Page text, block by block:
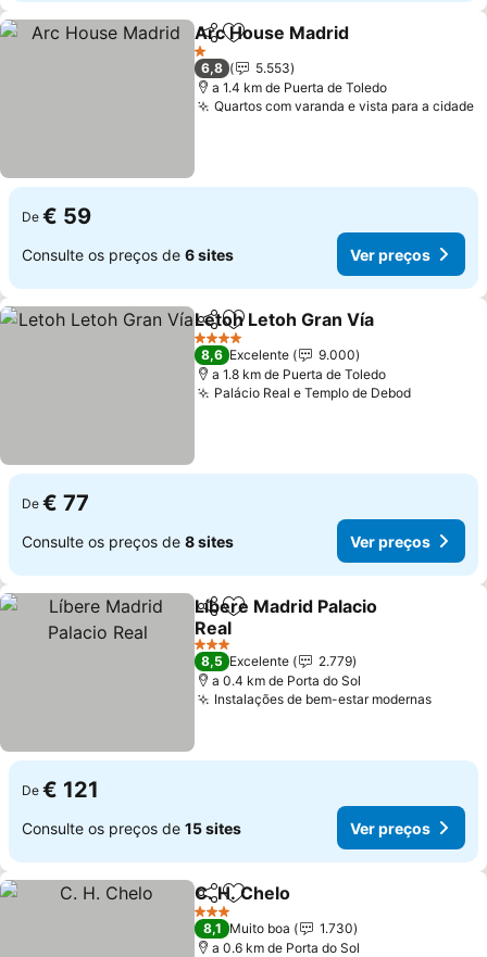
PartilharAdicionar aos favoritos
Arc House Madrid
1 Estrelas
6,8
5.553
a 1.4 km de Puerta de Toledo
Quartos com varanda e vista para a cidade
De € 59
Consulte os preços de 6 sites Ver preços
PartilharAdicionar aos favoritos
Letoh Letoh Gran Vía
4 Estrelas
8,6 Excelente
9.000
a 1.8 km de Puerta de Toledo
Palácio Real e Templo de DebodVer
De € 77
Consulte os preços de 8 sites Ver preços
PartilharAdicionar aos favoritos
Líbere Madrid Palacio
Real
Ver preços
3 Estrelas
8,5 Excelente
2.779
a 0.4 km de Porta do Sol
Instalações de bem-estar modernasVer
De € 121
Consulte os preços de 15 sites Ver preços
PartilharAdicionar aos favoritos
C. H. Chelo
3 Estrelas
8,1 Muito boa
1.730
a 0.6 km de Porta do Sol